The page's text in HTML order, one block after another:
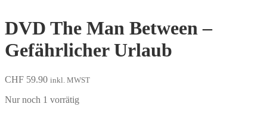
DVD The Man Between –
Gefährlicher Urlaub
CHF 59.90 inkl. MWST
Nur noch 1 vorrätig